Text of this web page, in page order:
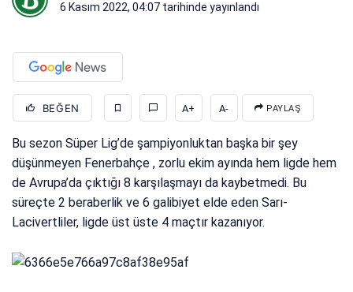
6 Kasım 2022, 04:07 tarihinde yayınlandı
BEĞEN A+ A- PAYLAŞ
Bu sezon Süper Lig’de şampiyonluktan başka bir şey
düşünmeyen Fenerbahçe , zorlu ekim ayında hem ligde hem
de Avrupa’da çıktığı 8 karşılaşmayı da kaybetmedi. Bu
süreçte 2 beraberlik ve 6 galibiyet elde eden Sarı-
Lacivertliler, ligde üst üste 4 maçtır kazanıyor.